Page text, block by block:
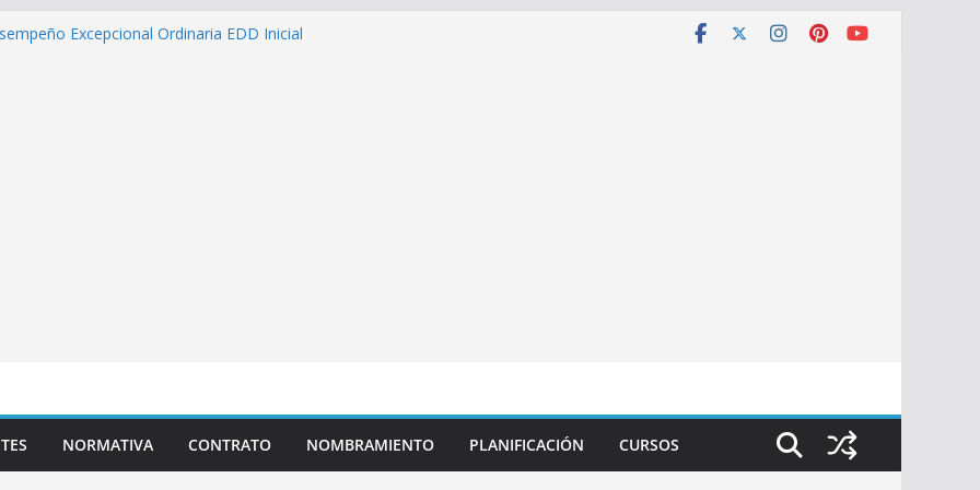
Excepcional Ordinaria EDD Inicial
NORMATIVA CONTRATO NOMBRAMIENTO PLANIFICACIÓN CURSOS